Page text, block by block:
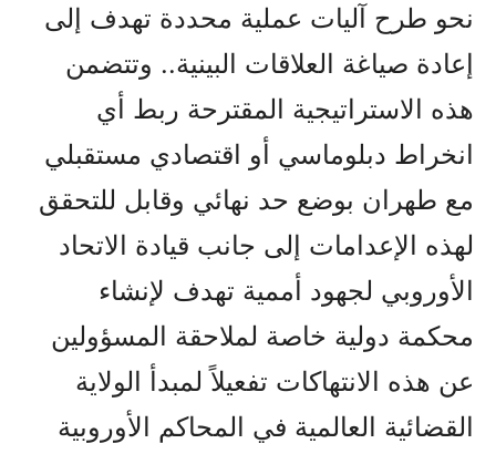
نحو طرح آليات عملية محددة تهدف إلى
إعادة صياغة العلاقات البينية.. وتتضمن
هذه الاستراتيجية المقترحة ربط أي
انخراط دبلوماسي أو اقتصادي مستقبلي
مع طهران بوضع حد نهائي وقابل للتحقق
لهذه الإعدامات إلى جانب قيادة الاتحاد
الأوروبي لجهود أممية تهدف لإنشاء
محكمة دولية خاصة لملاحقة المسؤولين
عن هذه الانتهاكات تفعيلاً لمبدأ الولاية
القضائية العالمية في المحاكم الأوروبية